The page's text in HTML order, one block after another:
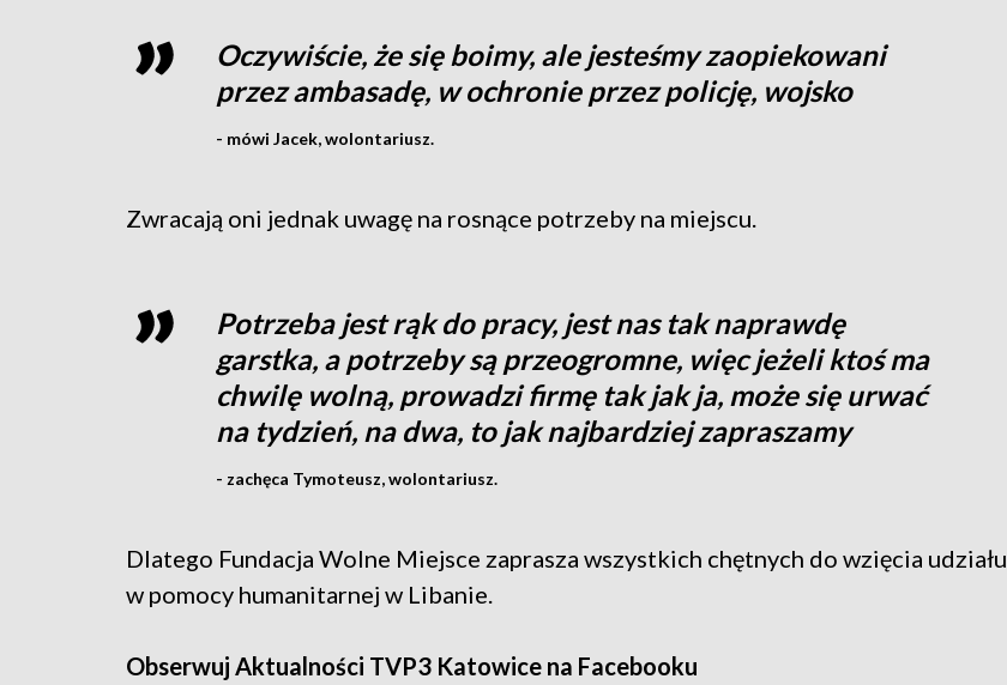
Oczywiście, że się boimy, ale jesteśmy zaopiekowani
przez ambasadę, w ochronie przez policję, wojsko
- mówi Jacek, wolontariusz.
Zwracają oni jednak uwagę na rosnące potrzeby na miejscu.
Potrzeba jest rąk do pracy, jest nas tak naprawdę
garstka, a potrzeby są przeogromne, więc jeżeli ktoś ma
chwilę wolną, prowadzi firmę tak jak ja, może się urwać
na tydzień, na dwa, to jak najbardziej zapraszamy
- zachęca Tymoteusz, wolontariusz.
Dlatego Fundacja Wolne Miejsce zaprasza wszystkich chętnych do wzięcia udziału
w pomocy humanitarnej w Libanie.
Obserwuj Aktualności TVP3 Katowice na Facebooku